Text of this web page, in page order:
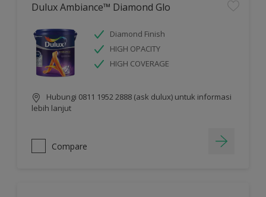
Dulux Ambiance™ Diamond Glo
Diamond Finish
HIGH OPACITY
HIGH COVERAGE
Hubungi 0811 1952 2888 (ask dulux) untuk informasi
lebih lanjut
Compare